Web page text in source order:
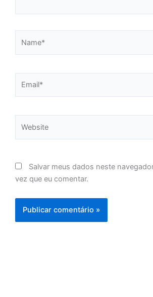
Salvar meus dados neste
vez que eu comentar.